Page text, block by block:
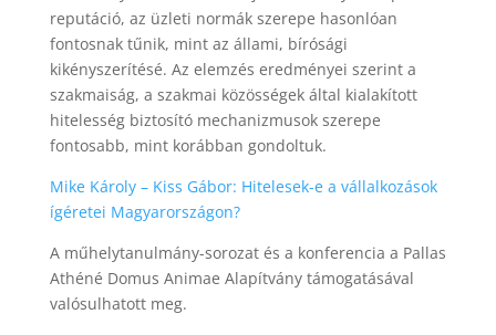
reputáció, az üzleti normák szerepe hasonlóan
fontosnak tűnik, mint az állami, bírósági
kikényszerítésé. Az elemzés eredményei szerint a
szakmaiság, a szakmai közösségek által kialakított
hitelesség biztosító mechanizmusok szerepe
fontosabb, mint korábban gondoltuk.
Mike Károly – Kiss Gábor: Hitelesek-e a vállalkozások
ígéretei Magyarországon?
A műhelytanulmány-sorozat és a konferencia a Pallas
Athéné Domus Animae Alapítvány támogatásával
valósulhatott meg.